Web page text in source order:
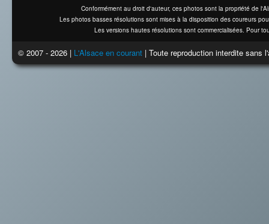
Conformément au droit d'auteur, ces photos sont la propriété de
Les photos basses résolutions sont mises à la disposition des coureurs
Les versions hautes résolutions sont commercialisées. Pour
© 2007 - 2026 | L'Alsace en courant | Toute reproduction interdite sans